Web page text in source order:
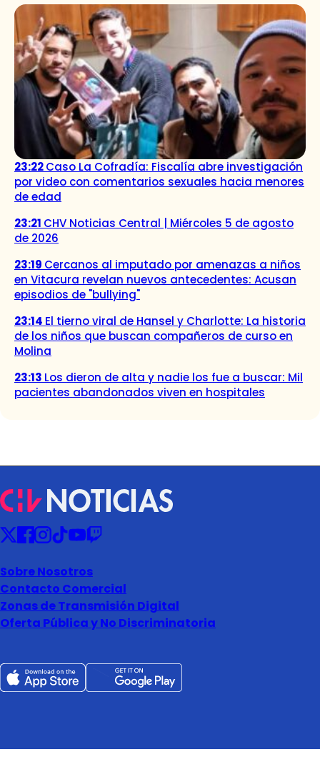
23:22Caso La Cofradía: Fiscalía abre investigación
por video con comentarios sexuales hacia menores
de edad
23:21 CHV Noticias Central | Miércoles 5 de agosto
de 2026
23:19 Cercanos al imputado por amenazas a niños
en Vitacura revelan nuevos antecedentes: Acusan
episodios de "bullying"
23:14 El tierno viral de Hansel y Charlotte: La historia
de los niños que buscan compañeros de curso en
Molina
23:13 Los dieron de alta y nadie los fue a buscar: Mil
pacientes abandonados viven en hospitales
Sobre Nosotros
Contacto Comercial
Zonas de Transmisión Digital
Oferta Pública y No Discriminatoria